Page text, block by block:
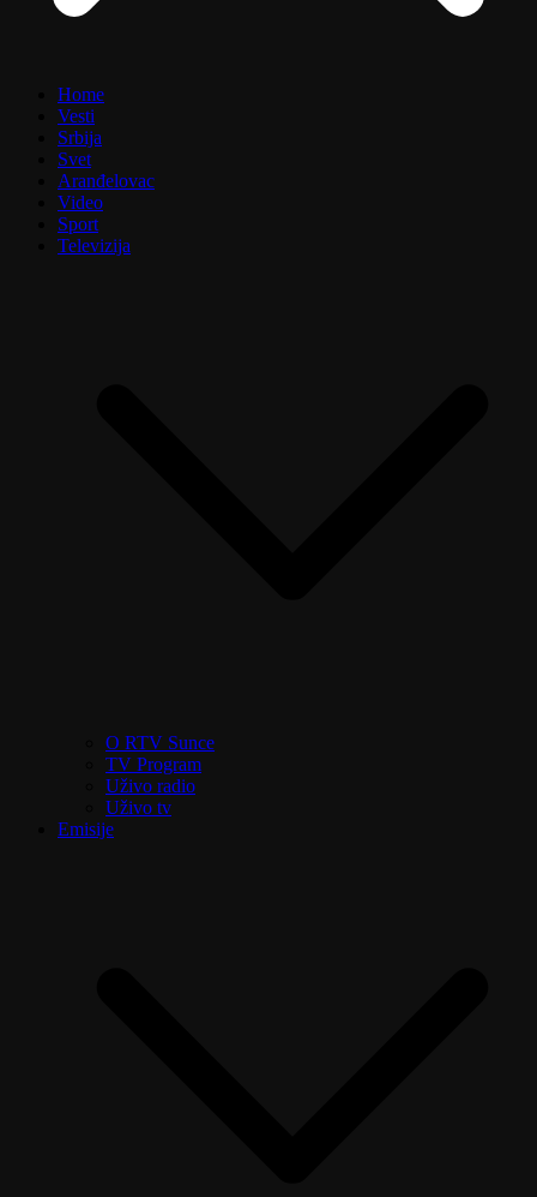
Home
Vesti
Srbija
Svet
Aranđelovac
Video
Sport
Televizija
O RTV Sunce
TV Program
Uživo radio
Uživo tv
Emisije